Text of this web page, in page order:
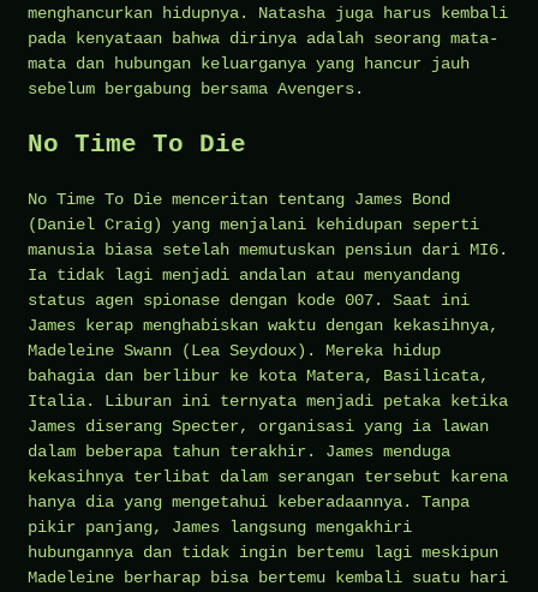
menghancurkan hidupnya. Natasha juga harus kembali
pada kenyataan bahwa dirinya adalah seorang mata-
mata dan hubungan keluarganya yang hancur jauh
sebelum bergabung bersama Avengers.
No Time To Die
No Time To Die menceritan tentang James Bond
(Daniel Craig) yang menjalani kehidupan seperti
manusia biasa setelah memutuskan pensiun dari MI6.
Ia tidak lagi menjadi andalan atau menyandang
status agen spionase dengan kode 007. Saat ini
James kerap menghabiskan waktu dengan kekasihnya,
Madeleine Swann (Lea Seydoux). Mereka hidup
bahagia dan berlibur ke kota Matera, Basilicata,
Italia. Liburan ini ternyata menjadi petaka ketika
James diserang Specter, organisasi yang ia lawan
dalam beberapa tahun terakhir. James menduga
kekasihnya terlibat dalam serangan tersebut karena
hanya dia yang mengetahui keberadaannya. Tanpa
pikir panjang, James langsung mengakhiri
hubungannya dan tidak ingin bertemu lagi meskipun
Madeleine berharap bisa bertemu kembali suatu hari